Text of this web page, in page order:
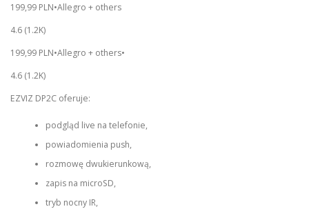
199,99 PLN•Allegro + others
4.6 (1.2K)
199,99 PLN•Allegro + others•
4.6 (1.2K)
EZVIZ DP2C oferuje:
podgląd live na telefonie,
powiadomienia push,
rozmowę dwukierunkową,
zapis na microSD,
tryb nocny IR,